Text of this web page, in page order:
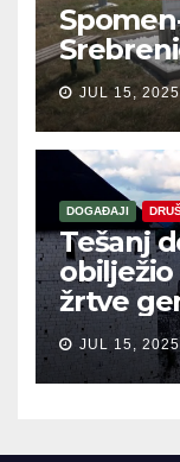
JUL 15, 2025
DOGAĐAJI
Tešanj
obilježio
žrtve
JUL 15, 2025